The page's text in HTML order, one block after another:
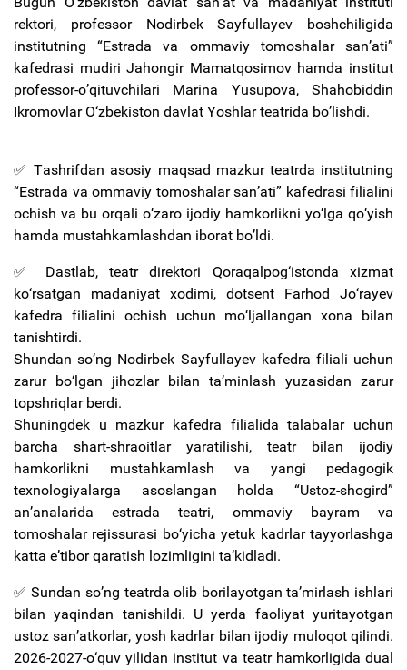
rektori, professor Nodirbek Sayfullayev boshchiligida
institutning “Estrada va ommaviy tomoshalar san’ati”
kafedrasi mudiri Jahongir Mamatqosimov hamda institut
professor-o’qituvchilari Marina Yusupova, Shahobiddin
Ikromovlar O‘zbekiston davlat Yoshlar teatrida bo’lishdi.
✅ Tashrifdan asosiy maqsad mazkur teatrda institutning
“Estrada va ommaviy tomoshalar san’ati” kafedrasi filialini
ochish va bu orqali о‘zaro ijodiy hamkorlikni yо‘lga qо‘yish
hamda mustahkamlashdan iborat bo’ldi.
✅ Dastlab, teatr direktori Qoraqalpog‘istonda xizmat
kо‘rsatgan madaniyat xodimi, dotsent Farhod Jо‘rayev
kafedra filialini ochish uchun mо‘ljallangan xona bilan
tanishtirdi.
Shundan so’ng Nodirbek Sayfullayev kafedra filiali uchun
zarur bо‘lgan jihozlar bilan ta’minlash yuzasidan zarur
topshriqlar berdi.
Shuningdek u mazkur kafedra filialida talabalar uchun
barcha shart-shraoitlar yaratilishi, teatr bilan ijodiy
hamkorlikni mustahkamlash va yangi pedagogik
texnologiyalarga asoslangan holda “Ustoz-shogird”
an’analarida estrada teatri, ommaviy bayram va
tomoshalar rejissurasi bо‘yicha yetuk kadrlar tayyorlashga
katta e’tibor qaratish lozimligini ta’kidladi.
✅ Sundan so’ng teatrda olib borilayotgan ta’mirlash ishlari
bilan yaqindan tanishildi. U yerda faoliyat yuritayotgan
ustoz san’atkorlar, yosh kadrlar bilan ijodiy muloqot qilindi.
2026-2027-о‘quv yilidan institut va teatr hamkorligida dual